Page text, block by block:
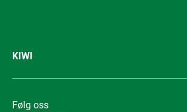
KIWI
Følg oss